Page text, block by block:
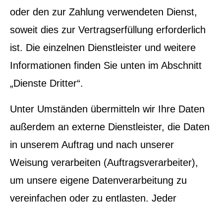
oder den zur Zahlung verwendeten Dienst,
soweit dies zur Vertragserfüllung erforderlich
ist. Die einzelnen Dienstleister und weitere
Informationen finden Sie unten im Abschnitt
„Dienste Dritter“.
Unter Umständen übermitteln wir Ihre Daten
außerdem an externe Dienstleister, die Daten
in unserem Auftrag und nach unserer
Weisung verarbeiten (Auftragsverarbeiter),
um unsere eigene Datenverarbeitung zu
vereinfachen oder zu entlasten. Jeder